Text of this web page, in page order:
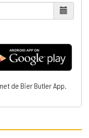
de Bier Butler App.